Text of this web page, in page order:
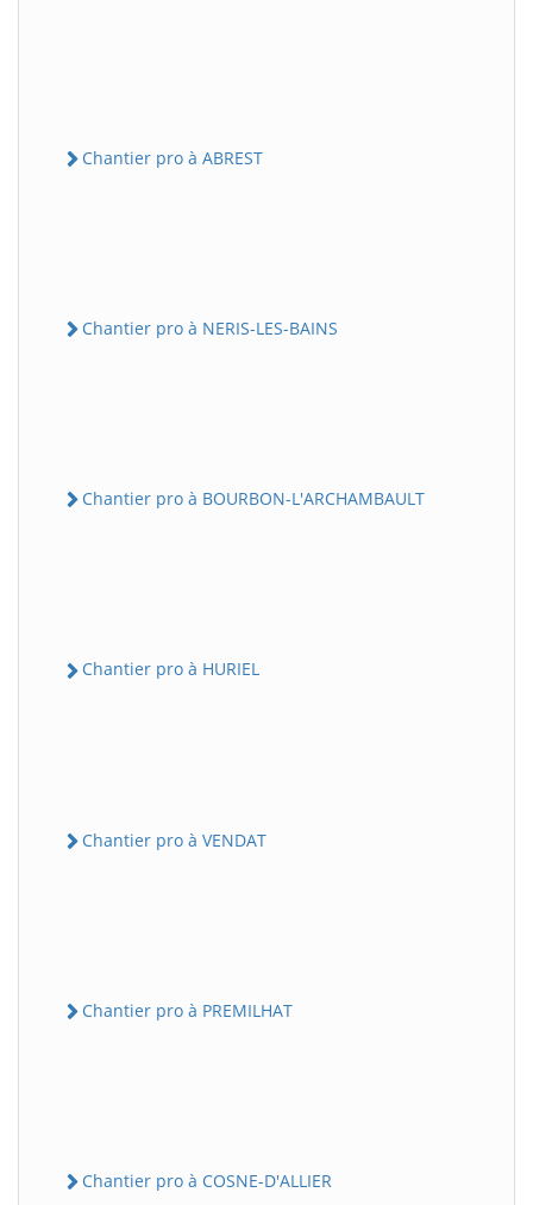
Chantier pro à ABREST
Chantier pro à NERIS-LES-BAINS
Chantier pro à BOURBON-L'ARCHAMBAULT
Chantier pro à HURIEL
Chantier pro à VENDAT
Chantier pro à PREMILHAT
Chantier pro à COSNE-D'ALLIER